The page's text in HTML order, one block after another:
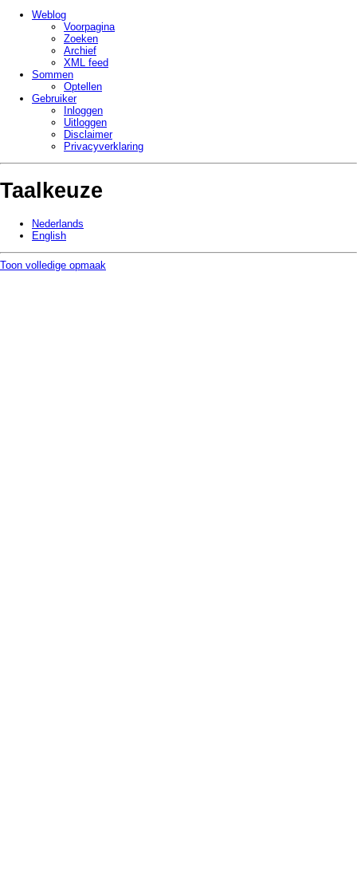
Weblog
Voorpagina
Zoeken
Archief
XML feed
Sommen
Optellen
Gebruiker
Inloggen
Uitloggen
Disclaimer
Privacy­verklaring
Taalkeuze
Nederlands
English
Toon volledige opmaak